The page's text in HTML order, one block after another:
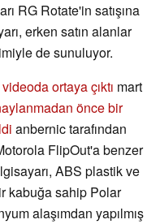
RG Rotate'in satışına
erken satın alanlar
de sunuluyor.
ortaya çıktı mart
önce bir
anbernic tarafından
FlipOut'a benzer
ABS plastik ve
kabuğa sahip Polar
alaşımdan yapılmış